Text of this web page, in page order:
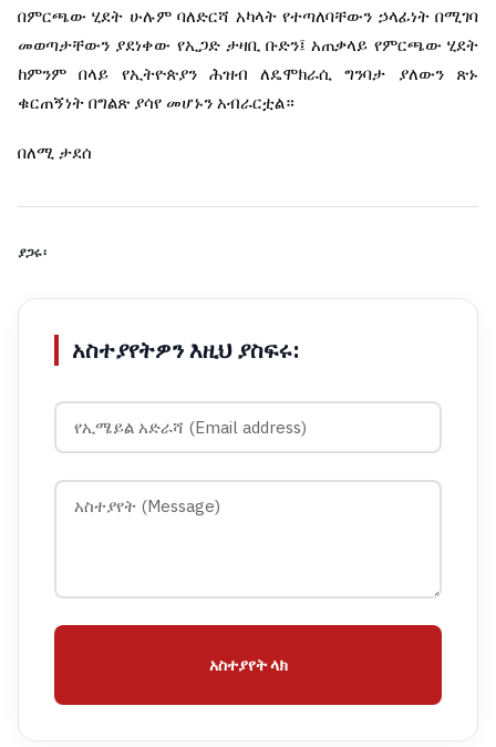
በምርጫው ሂደት ሁሉም ባለድርሻ አካላት የተጣለባቸውን ኃላፊነት በሚገባ
መወጣታቸውን ያደነቀው የኢጋድ ታዛቢ ቡድን፤ አጠቃላይ የምርጫው ሂደት
ከምንም
በላይ የኢትዮጵያን ሕዝብ ለዴሞክራሲ ግንባታ ያለውን
ጽኑ
ቁርጠኝነት በግልጽ ያሳየ መሆኑን አብራርቷል።
በለሚ ታደሰ
ያጋሩ፡
አስተያየትዎን እዚህ ያስፍሩ:
አስተያየት ላክ